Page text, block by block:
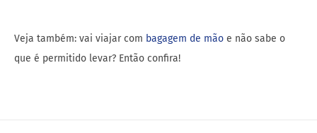
Veja também: vai viajar com bagagem de mão e não sabe o
que é permitido levar? Então confira!